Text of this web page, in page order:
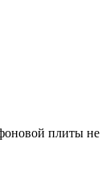
плиты не